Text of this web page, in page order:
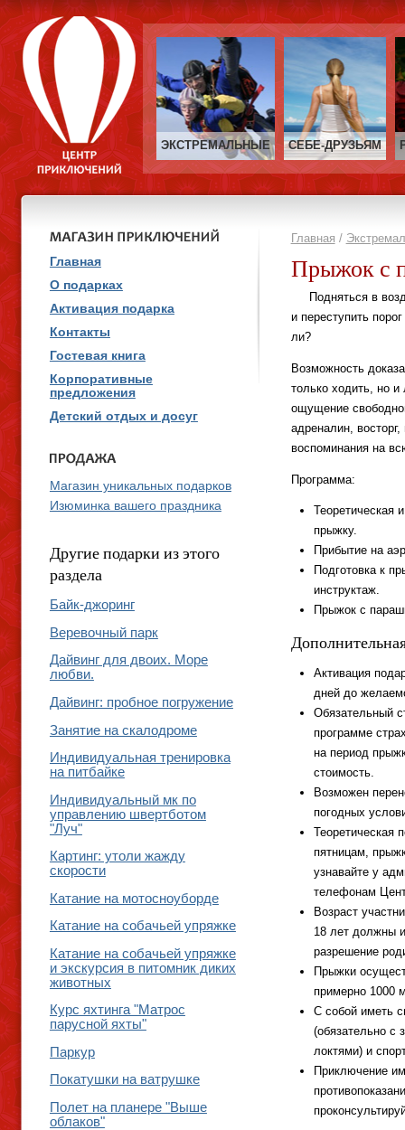
ЭКСТРЕМАЛЬНЫЕ СЕБЕ‑ДРУЗЬЯМ
Главная /
Прыжок с
Подняться в
и переступить
ли?
Возможность
только ходить, но
ощущение
адреналин,
воспоминания на
Программа:
Теоретическая
прыжку.
Прибытие на
Подготовка к
инструктаж.
Прыжок с
Активация
дней до
Обязательный
программе
на период
стоимость.
Возможен
погодных
Теоретическая
пятницам,
узнавайте у
телефонам
Возраст
18 лет должны
разрешение
Прыжки
примерно 1000
С собой иметь
(обязательно с
локтями) и
Приключение
Главная
О подарках
Активация подарка
Контакты
Гостевая книга
Корпоративные
предложения
Детский отдых и досуг
Магазин уникальных подарков
Изюминка вашего праздника
Другие подарки из этого
раздела
Байк-джоринг
Веревочный парк
Дайвинг для двоих. Море
любви.
Дайвинг: пробное погружение
Занятие на скалодроме
Индивидуальная тренировка
на питбайке
Индивидуальный мк по
управлению швертботом
"Луч"
Картинг: утоли жажду
скорости
Катание на мотосноуборде
Катание на собачьей упряжке
Катание на собачьей упряжке
и экскурсия в питомник диких
животных
Курс яхтинга "Матрос
парусной яхты"
Паркур
Покатушки на ватрушке
Полет на планере "Выше
облаков"